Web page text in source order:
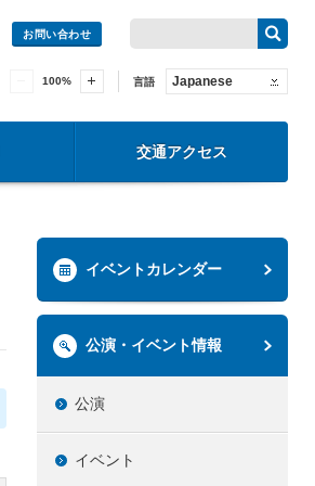
お問い合わせ
100% 言語 Japanese
交通アクセス
イベントカレンダー
公演・イベント情報
公演
イベント